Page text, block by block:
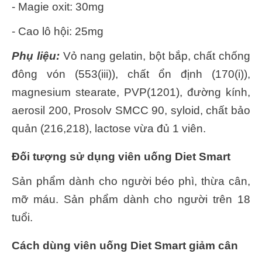
- Magie oxit: 30mg
- Cao lô hội: 25mg
Phụ liệu:Vỏ nang gelatin, bột bắp, chất chống
đông vón (553(iii)), chất ổn định (170(i)),
magnesium stearate, PVP(1201), đường kính,
aerosil 200, Prosolv SMCC 90, syloid, chất bảo
quản (216,218), lactose vừa đủ 1 viên.
Đối tượng sử dụng viên uống Diet Smart
Sản phẩm dành cho người béo phì, thừa cân,
mỡ máu. Sản phẩm dành cho người trên 18
tuổi.
Cách dùng viên uống Diet Smart giảm cân